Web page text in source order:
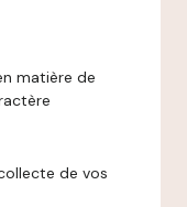
matière de
de vos